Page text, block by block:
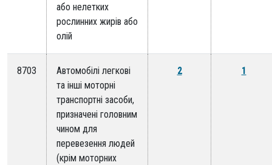
або нелетких
рослинних жирів або
олій
8703
Автомобілі легкові
та інші моторні
транспортні засоби,
призначені головним
чином для
перевезення людей
(крім моторних
2 1